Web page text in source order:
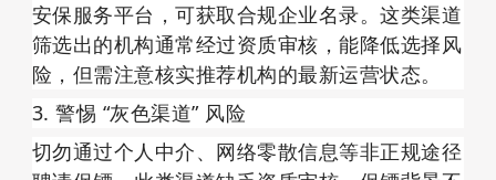
安保服务平台，可获取合规企业名录。这类渠道
筛选出的机构通常经过资质审核，能降低选择风
险，但需注意核实推荐机构的最新运营状态。
3. 警惕 “灰色渠道” 风险
切勿通过个人中介、网络零散信息等非正规途径